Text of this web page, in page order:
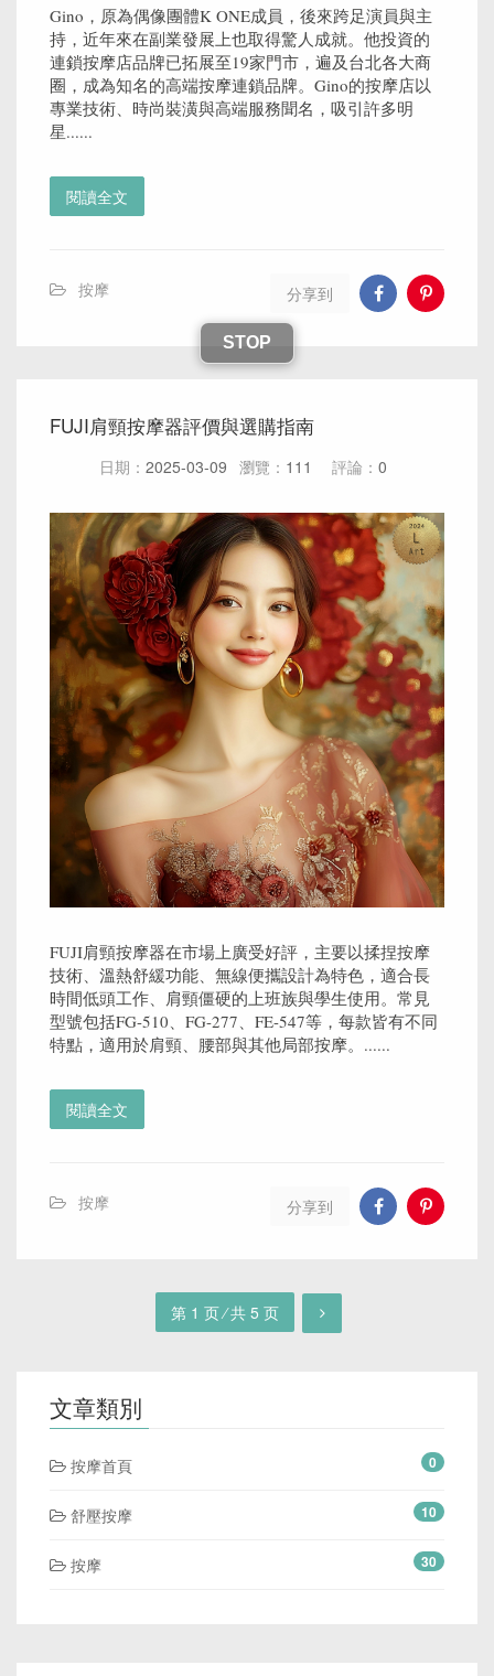
Gino，原為偶像團體K ONE成員，後來跨足演員與主
持，近年來在副業發展上也取得驚人成就。他投資的
連鎖按摩店品牌已拓展至19家門市，遍及台北各大商
圈，成為知名的高端按摩連鎖品牌。Gino的按摩店以
專業技術、時尚裝潢與高端服務聞名，吸引許多明
星......
閱讀全文
按摩 分享到
FUJI肩頸按摩器評價與選購指南
日期： 2025-03-09 瀏覽： 111 評論： 0
FUJI肩頸按摩器在市場上廣受好評，主要以揉捏按摩
技術、溫熱舒緩功能、無線便攜設計為特色，適合長
時間低頭工作、肩頸僵硬的上班族與學生使用。常見
型號包括FG-510、FG-277、FE-547等，每款皆有不同
特點，適用於肩頸、腰部與其他局部按摩。......
閱讀全文
按摩 分享到
第 1 页 ⁄ 共 5 页
文章類別
按摩首頁 0
舒壓按摩 10
按摩 30
STOP